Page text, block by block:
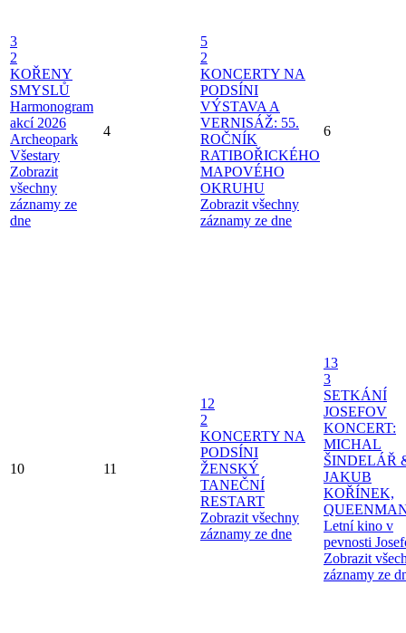
3
2
KOŘENY
SMYSLŮ
Harmonogram
akcí 2026
Archeopark
Všestary
Zobrazit
všechny
záznamy ze
dne
4
5
2
KONCERTY NA
PODSÍNI
VÝSTAVA A
VERNISÁŽ: 55.
ROČNÍK
RATIBOŘICKÉHO
MAPOVÉHO
OKRUHU
Zobrazit všechny
záznamy ze dne
6
10 11
12
2
KONCERTY NA
PODSÍNI
ŽENSKÝ
TANEČNÍ
RESTART
Zobrazit všechny
záznamy ze dne
13
3
SETKÁNÍ
JOSEFOV
KONCERT:
MICHAL
ŠINDELÁŘ
JAKUB
KOŘÍNEK,
Letní kino v
pevnosti
Zobrazit
záznamy ze